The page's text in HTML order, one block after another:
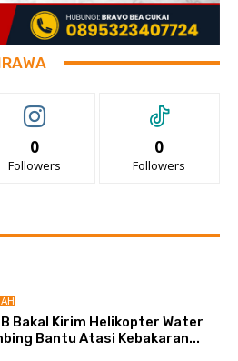
0
Followers
0
Followers
Bakal Kirim Helikopter Water
Bantu Atasi Kebakaran...